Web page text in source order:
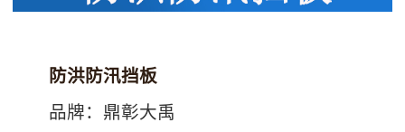
防洪防汛挡板
品牌：鼎彰大禹